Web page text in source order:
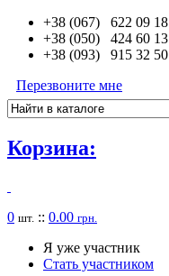
+38 (067) 622 09 18
+38 (050) 424 60 13
+38 (093) 915 32 50
Перезвоните мне
Корзина:
0 шт. :: 0.00 грн.
Я уже участник
Стать участником